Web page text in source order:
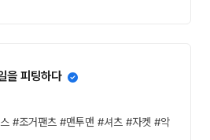
을 피팅하다
#조거팬츠 #맨투맨 #셔츠 #자켓 #악